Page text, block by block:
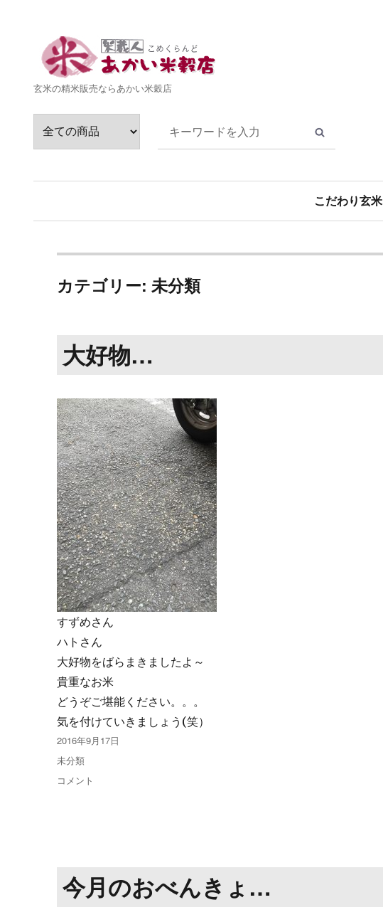
玄米の精米販売ならあかい米穀店
こだわり玄米
カテゴリー: 未分類
大好物…
すずめさん
ハトさん
大好物をばらまきましたよ～
貴重なお米
どうぞご堪能ください。。。
気を付けていきましょう(笑）
投
稿
2016年9月17日
カ
テ
未分類
大
コメント
今月のおべんきょ…